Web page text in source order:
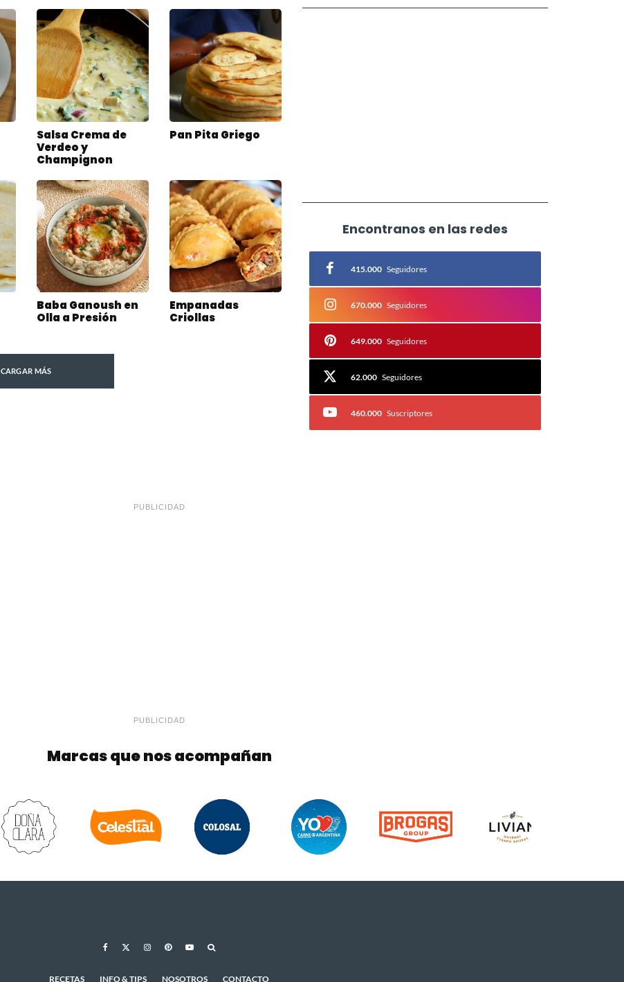
Salsa Crema de
Verdeo y
Champignon
Pan Pita Griego
Baba Ganoush en
Olla a Presión
Empanadas
Criollas
CARGAR MÁS
Encontranos en las redes
415.000 Seguidores
670.000 Seguidores
649.000 Seguidores
62.000 Seguidores
460.000 Suscriptores
PUBLICIDAD
PUBLICIDAD
Marcas que nos acompañan
RECETAS INFO & TIPS NOSOTROS CONTACTO